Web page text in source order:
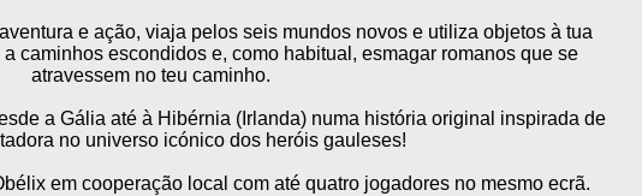
e ação, viaja pelos seis mundos novos e utiliza objetos à tua
caminhos escondidos e, como habitual, esmagar romanos que se
atravessem no teu caminho.
a Gália até à Hibérnia (Irlanda) numa história original inspirada de
no universo icónico dos heróis gauleses!
em cooperação local com até quatro jogadores no mesmo ecrã.